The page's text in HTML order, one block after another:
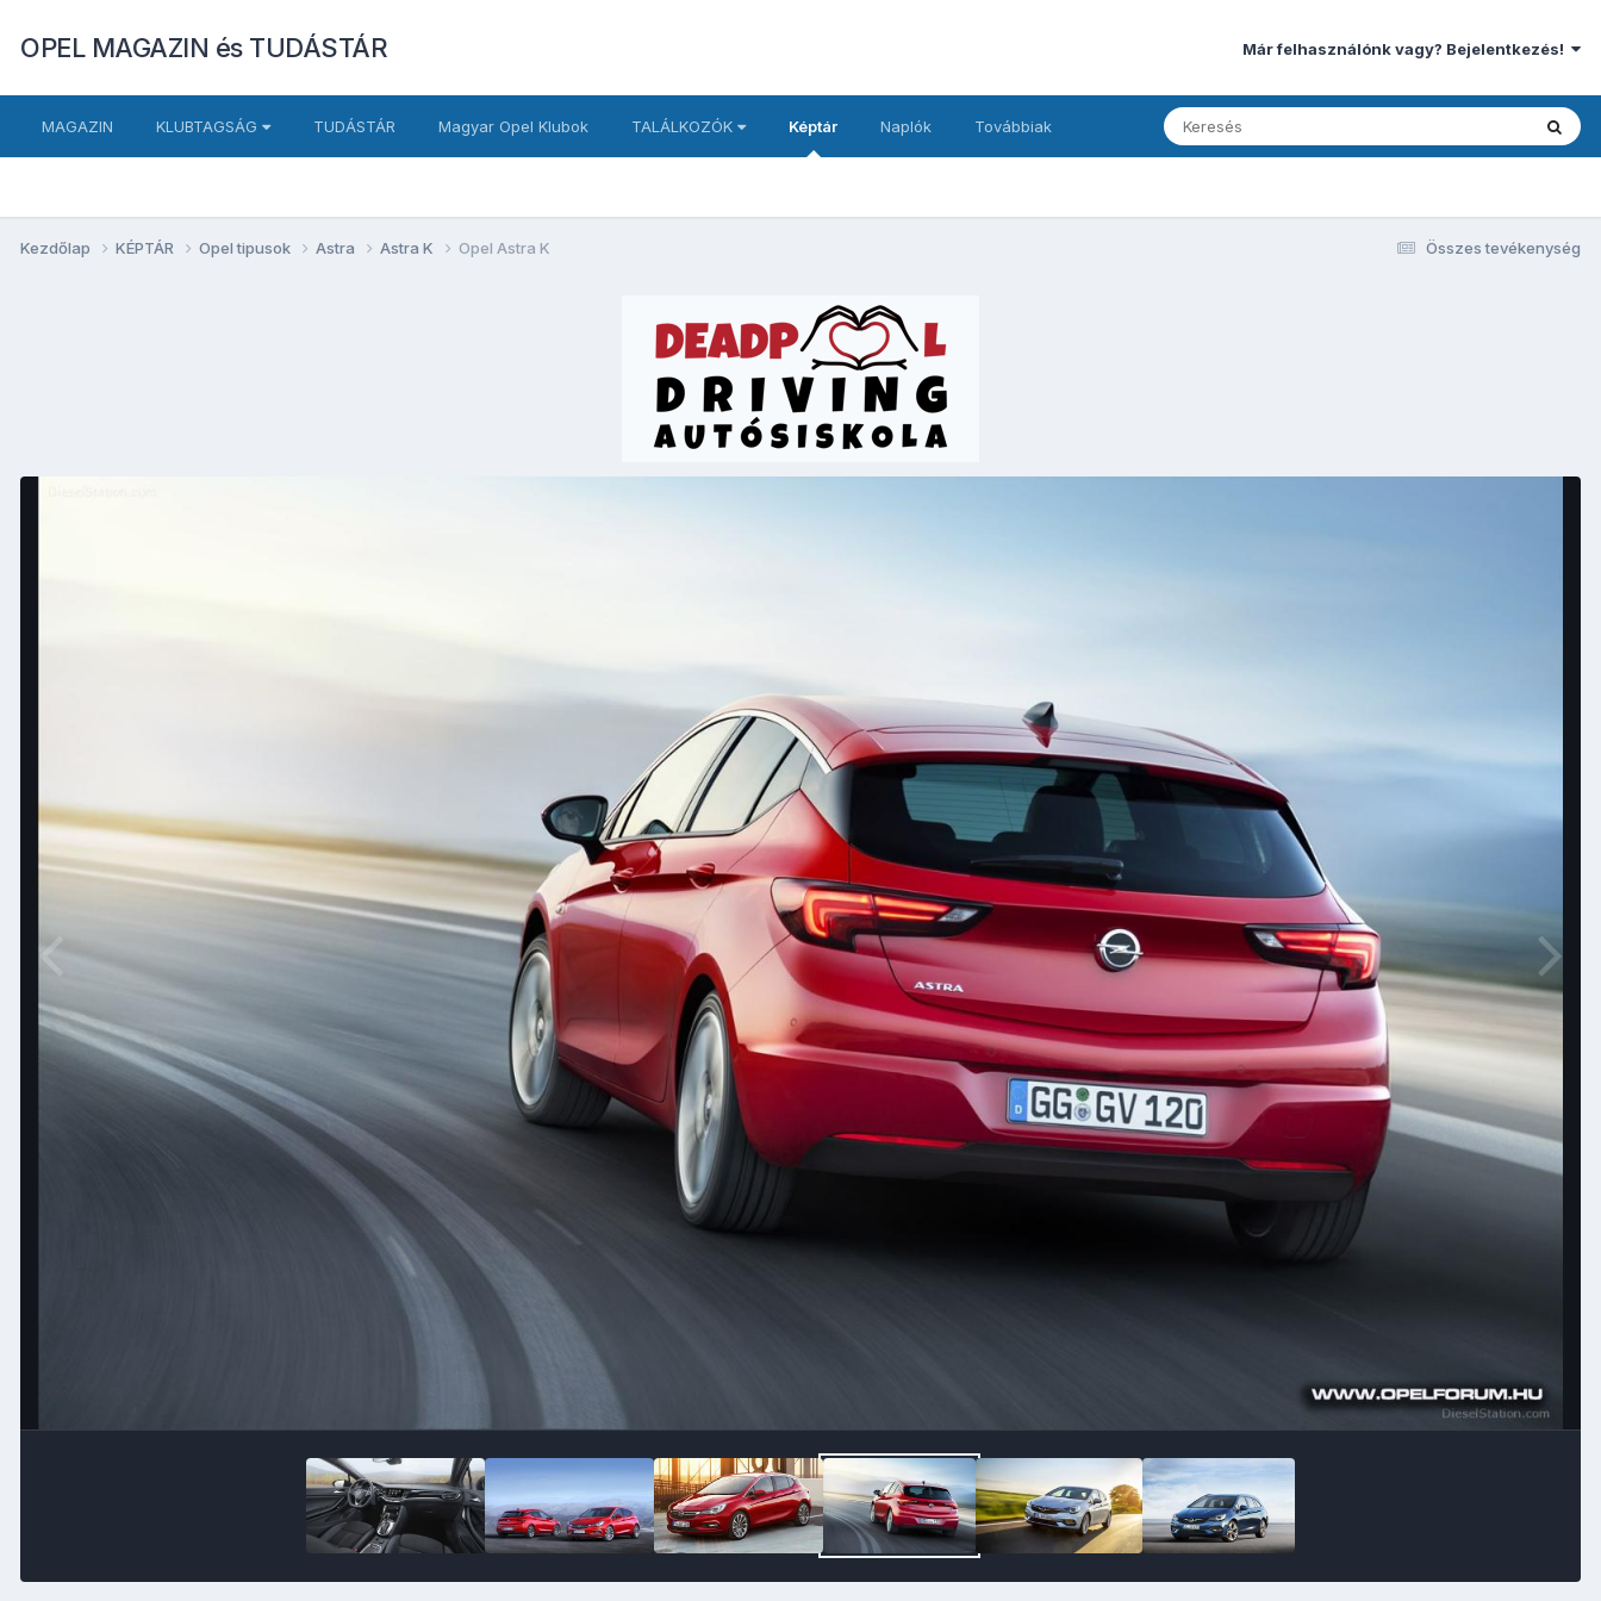
OPEL MAGAZIN és TUDÁSTÁR Már felhasználónk vagy? Bejelentkezés!
MAGAZIN KLUBTAGSÁG TUDÁSTÁR Magyar Opel Klubok TALÁLKOZÓK Képtár Naplók Továbbiak
Összes tevékenység
Kezdőlap KÉPTÁR Opel tipusok Astra Astra K Opel Astra K
Image Tools